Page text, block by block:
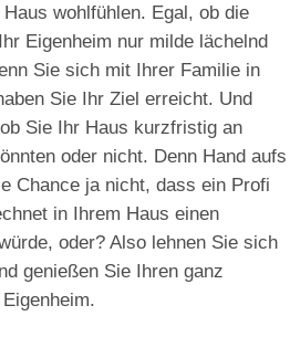
wohlfühlen. Egal, ob die
Eigenheim nur milde lächelnd
Sie sich mit Ihrer Familie in
Sie Ihr Ziel erreicht. Und
Sie Ihr Haus kurzfristig an
oder nicht. Denn Hand aufs
Chance ja nicht, dass ein Profi
in Ihrem Haus einen
oder? Also lehnen Sie sich
genießen Sie Ihren ganz